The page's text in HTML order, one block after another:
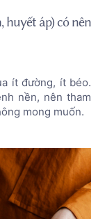
huyết áp) có nên
ít đường, ít béo.
nền, nên tham
mong muốn.